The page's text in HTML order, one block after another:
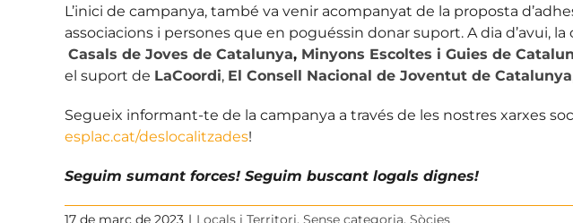
L’inici de campanya, també va venir acompanyat de la proposta
associacions i persones que en poguéssin donar suport. A dia d’avui,
Casals de Joves de Catalunya, Minyons Escoltes i Guies de
el suport de LaCoordi, El Consell Nacional de Joventut de Catalunya
Segueix informant-te de la campanya a través de les nostres xarxes
esplac.cat/deslocalitzades!
Seguim sumant forces! Seguim buscant logals dignes!
17 de març de 2023 | Locals i Territori, Sense categoria, Sòcies